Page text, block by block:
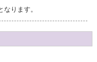
ります。